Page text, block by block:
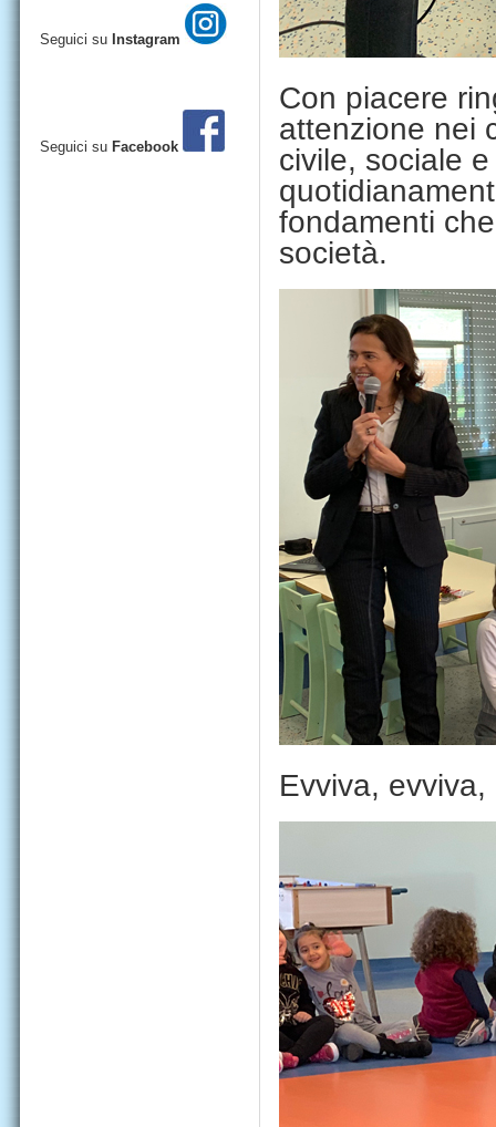
Con piacere
attenzione nei
civile, sociale
fondamenti
società.
Evviva, evviva,
Seguici su Instagram
Seguici su Facebook